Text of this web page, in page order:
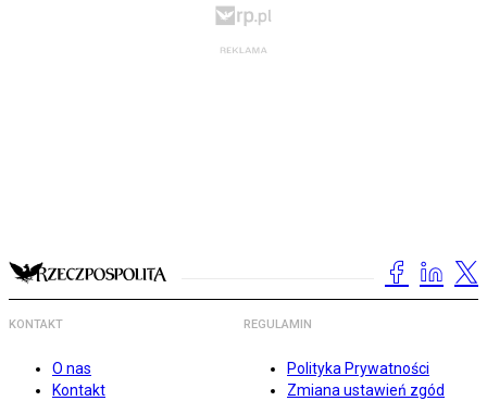
KONTAKT
O nas
Kontakt
REGULAMIN
Polityka Prywatności
Zmiana ustawień zgód